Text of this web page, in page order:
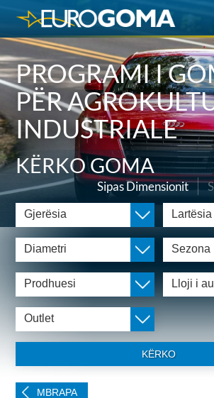
PROGRAMI I
PËR
INDUSTRIALE
KËRKO GOMA
Sipas Dimensionit
Gjerësia Lartësia
Diametri Sezona
Prodhuesi Lloji i
Outlet
KËRKO
MBRAPA